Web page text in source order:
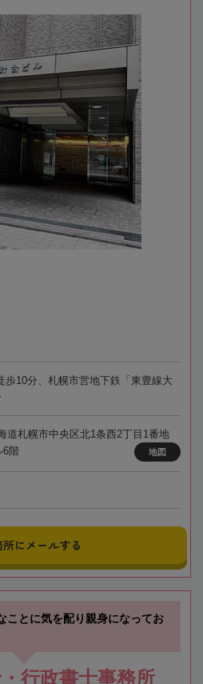
歩10分、札幌市営地下鉄「東豊線大
道札幌市中央区北1条西2丁目1番地
6階
地図
にメールする
ことに気を配り親身になってお
行政書士事務所